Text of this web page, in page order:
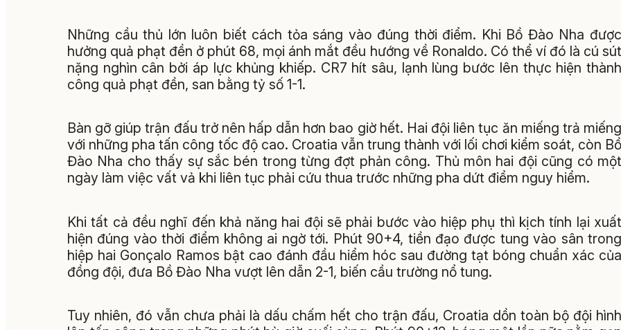
Những cầu thủ lớn luôn biết cách tỏa sáng vào đúng thời điểm. Khi Bồ Đào Nha được
hưởng quả phạt đền ở phút 68, mọi ánh mắt đều hướng về Ronaldo. Có thể ví đó là cú sút
nặng nghìn cân bởi áp lực khủng khiếp. CR7 hít sâu, lạnh lùng bước lên thực hiện thành
công quả phạt đền, san bằng tỷ số 1-1.
Bàn gỡ giúp trận đấu trở nên hấp dẫn hơn bao giờ hết. Hai đội liên tục ăn miếng trả miếng
với những pha tấn công tốc độ cao. Croatia vẫn trung thành với lối chơi kiểm soát, còn Bồ
Đào Nha cho thấy sự sắc bén trong từng đợt phản công. Thủ môn hai đội cũng có một
ngày làm việc vất vả khi liên tục phải cứu thua trước những pha dứt điểm nguy hiểm.
Khi tất cả đều nghĩ đến khả năng hai đội sẽ phải bước vào hiệp phụ thì kịch tính lại xuất
hiện đúng vào thời điểm không ai ngờ tới. Phút 90+4, tiền đạo được tung vào sân trong
hiệp hai Gonçalo Ramos bật cao đánh đầu hiểm hóc sau đường tạt bóng chuẩn xác của
đồng đội, đưa Bồ Đào Nha vượt lên dẫn 2-1, biến cầu trường nổ tung.
Tuy nhiên, đó vẫn chưa phải là dấu chấm hết cho trận đấu, Croatia dồn toàn bộ đội hình